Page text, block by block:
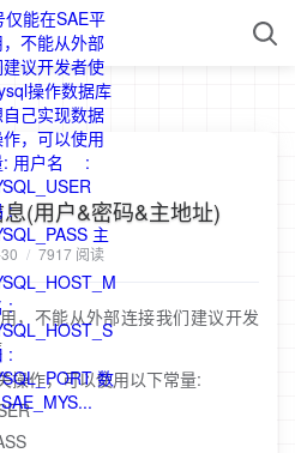
(用户&密码&主地址)
/ 7917 阅读
，不能从外部连接我们建议开发
操作，可以使用以下常量: